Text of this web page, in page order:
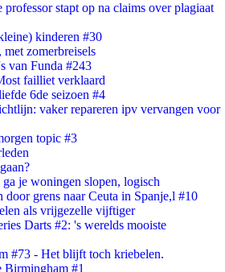
professor stapt op na claims over plagiaat
kinderen #30
zomerbreisels
van Funda #243
failliet verklaard
6de seizoen #4
vaker repareren ipv vervangen voor
topic #3
je woningen slopen, logisch
door grens naar Ceuta in Spanje,l #10
als vrijgezelle vijftiger
Darts #2: 's werelds mooiste
#73 - Het blijft toch kriebelen.
#1